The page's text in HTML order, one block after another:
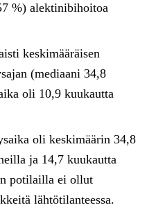
%) alektinibihoitoa
keskimääräisen
(mediaani 34,8
oli 10,9 kuukautta
oli keskimäärin 34,8
ja 14,7 kuukautta
potilailla ei ollut
lähtötilanteessa.